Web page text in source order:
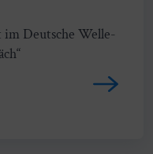
im Deutsche Welle-